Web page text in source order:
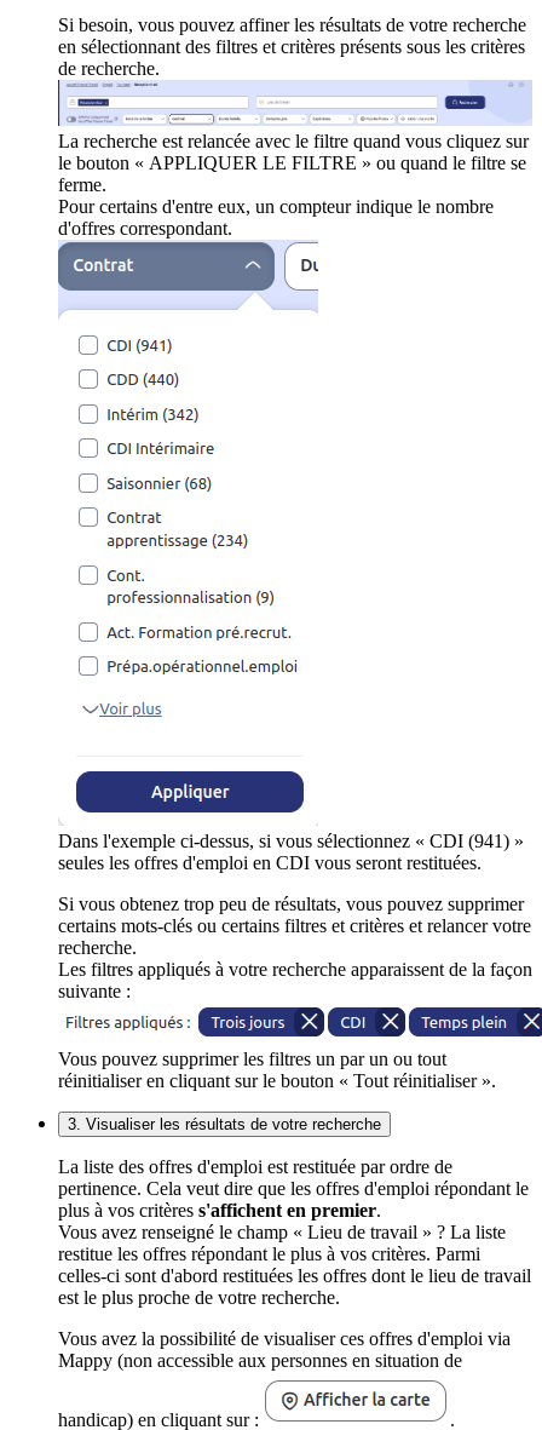
Si besoin, vous pouvez affiner les résultats de votre recherche
en sélectionnant des filtres et critères présents sous les critères
de recherche.
La recherche est relancée avec le filtre quand vous cliquez sur
le bouton « APPLIQUER LE FILTRE » ou quand le filtre se
ferme.
Pour certains d'entre eux, un compteur indique le nombre
d'offres correspondant.
Dans l'exemple ci-dessus, si vous sélectionnez « CDI (941) »
seules les offres d'emploi en CDI vous seront restituées.
Si vous obtenez trop peu de résultats, vous pouvez supprimer
certains mots-clés ou certains filtres et critères et relancer votre
recherche.
Les filtres appliqués à votre recherche apparaissent de la façon
suivante :
Vous pouvez supprimer les filtres un par un ou tout
réinitialiser en cliquant sur le bouton « Tout réinitialiser ».
3. Visualiser les résultats de votre recherche
La liste des offres d'emploi est restituée par ordre de
pertinence. Cela veut dire que les offres d'emploi répondant le
plus à vos critères s'affichent en premier.
Vous avez renseigné le champ « Lieu de travail » ? La liste
restitue les offres répondant le plus à vos critères. Parmi
celles-ci sont d'abord restituées les offres dont le lieu de travail
est le plus proche de votre recherche.
Vous avez la possibilité de visualiser ces offres d'emploi via
Mappy (non accessible aux personnes en situation de
handicap) en cliquant sur : .